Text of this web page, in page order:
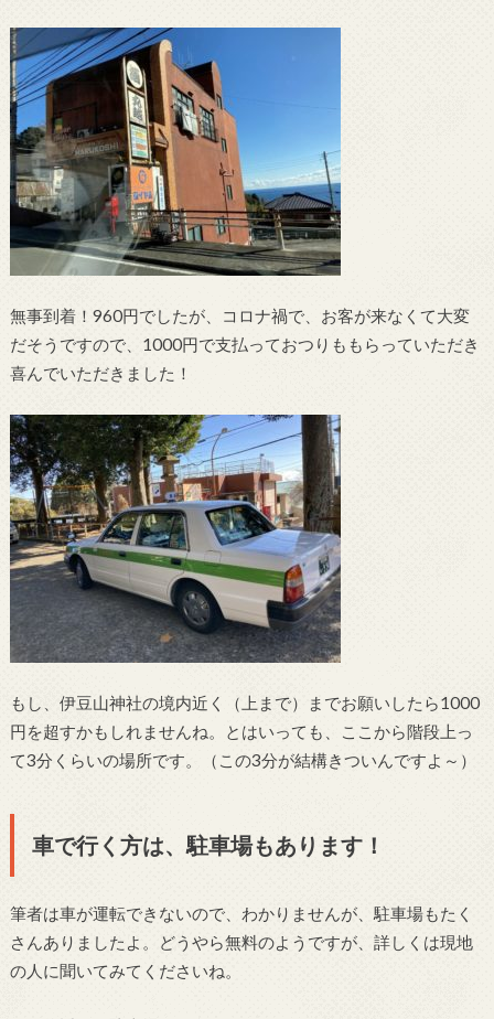
無事到着！960円でしたが、コロナ禍で、お客が来なくて大変
だそうですので、1000円で支払っておつりももらっていただき
喜んでいただきました！
もし、伊豆山神社の境内近く（上まで）までお願いしたら1000
円を超すかもしれませんね。とはいっても、ここから階段上っ
て3分くらいの場所です。（この3分が結構きついんですよ～）
車で行く方は、駐車場もあります！
筆者は車が運転できないので、わかりませんが、駐車場もたく
さんありましたよ。どうやら無料のようですが、詳しくは現地
の人に聞いてみてくださいね。